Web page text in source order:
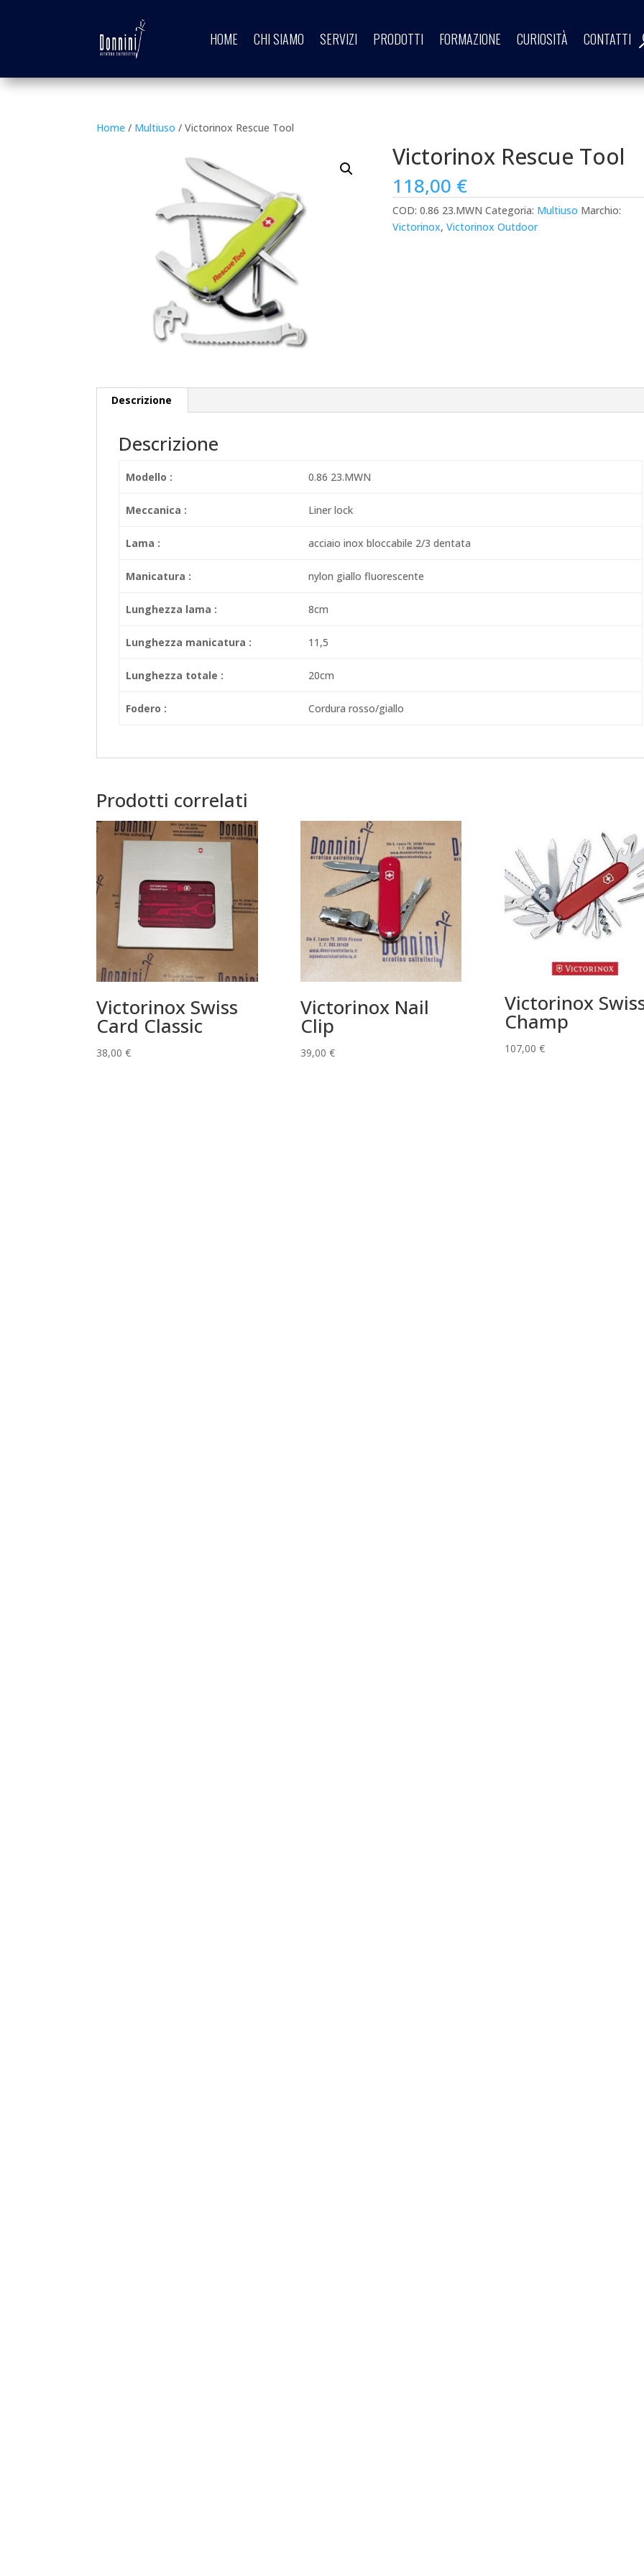
HOME CHI SIAMO SERVIZI PRODOTTI FORMAZIONE CURIOSITÀ CONTATTI
Home / Multiuso / Victorinox Rescue Tool
Victorinox Rescue Tool
118,00 €
COD:0.86 23.MWN Categoria: Multiuso Marchio:
Victorinox,Victorinox Outdoor
Descrizione
Descrizione
Modello : 0.86 23.MWN
Meccanica : Liner lock
Lama : acciaio inox bloccabile 2/3 dentata
Manicatura : nylon giallo fluorescente
Lunghezza lama : 8cm
Lunghezza manicatura : 11,5
Lunghezza totale : 20cm
Fodero : Cordura rosso/giallo
Prodotti correlati
Victorinox Swiss
Card Classic
38,00€
Victorinox Nail
Clip
39,00 €
Victorinox
Champ
107,00 €